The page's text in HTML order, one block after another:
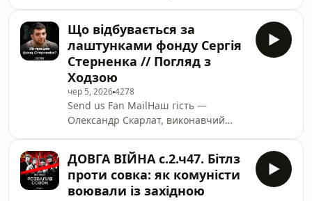
«Азов»02:49 — Секрет
ефективності05:30 — Роль
“Редіса”07:38 — Головні виклики
командира09:13 —
підтримайте нашу роботу
на:Підтримати нашу роботу:БАЗА від
Монобанк:
https://base.mono.bank/grntmedia
———З питань рекламних
інтеграцій пишіть -
ads@grnt.mediaSupport the show
Що відбувається за
лаштунками фонду Сергія
Стерненка // Погляд з
Ходзою
чер 5, 20264278
Send us Fan MailНаш гість —
Олександр Скарлат, виконавчий
Стерненка». Підписуйтесь на канал,
підтримайте нашу роботу
на:Підтримати нашу роботу:БАЗА від
Монобанк:
ДОВГА ВІЙНА с.2.ч47. Бітлз
проти совка: як комуністи
воювали із західною